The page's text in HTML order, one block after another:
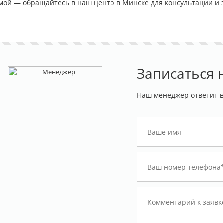
на долго. Большое
демократичные. В студии есть Wi-Fi.
— обращайтесь в наш центр в Минске для консультации и
Записаться
Наш менеджер ответит